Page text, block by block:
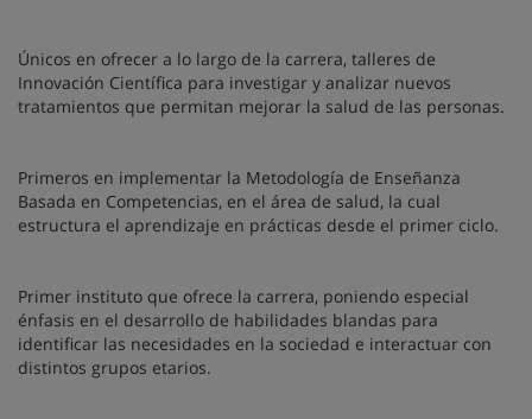
Únicos en ofrecer a lo largo de la carrera, talleres de
Innovación Científica para investigar y analizar nuevos
tratamientos que permitan mejorar la salud de las personas.
Primeros en implementar la Metodología de Enseñanza
Basada en Competencias, en el área de salud, la cual
estructura el aprendizaje en prácticas desde el primer ciclo.
Primer instituto que ofrece la carrera, poniendo especial
énfasis en el desarrollo de habilidades blandas para
identificar las necesidades en la sociedad e interactuar con
distintos grupos etarios.